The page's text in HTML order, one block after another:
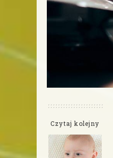
Czytaj kolejny